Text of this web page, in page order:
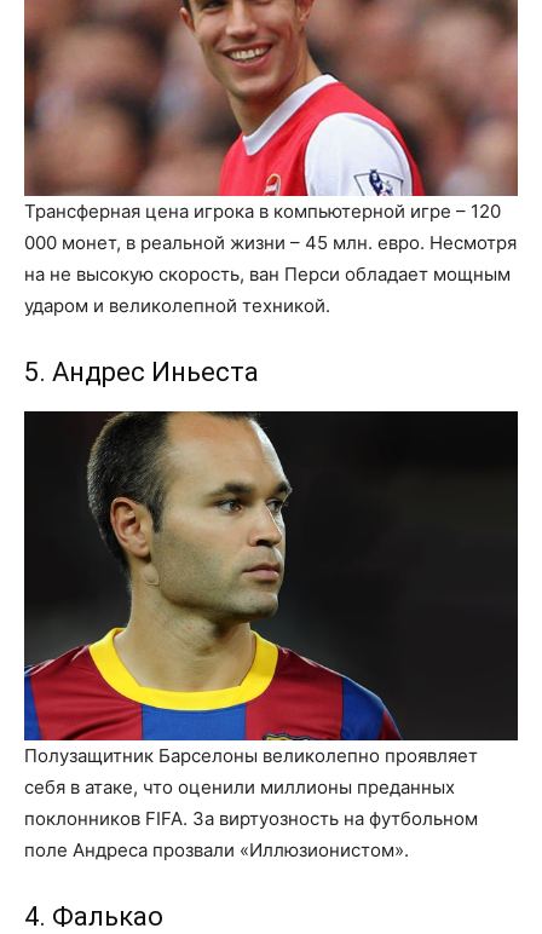
Трансферная цена игрока в компьютерной игре – 120
000 монет, в реальной жизни – 45 млн. евро. Несмотря
на не высокую скорость, ван Перси обладает мощным
ударом и великолепной техникой.
5. Андрес Иньеста
Полузащитник Барселоны великолепно проявляет
себя в атаке, что оценили миллионы преданных
поклонников FIFA. За виртуозность на футбольном
поле Андреса прозвали «Иллюзионистом».
4. Фалькао